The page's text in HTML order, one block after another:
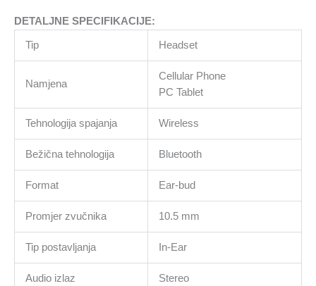
DETALJNE SPECIFIKACIJE:
Tip Headset
Namjena
Cellular Phone
PC Tablet
Tehnologija spajanja Wireless
Bežična tehnologija Bluetooth
Format Ear-bud
Promjer zvučnika 10.5 mm
Tip postavljanja In-Ear
Audio izlaz Stereo